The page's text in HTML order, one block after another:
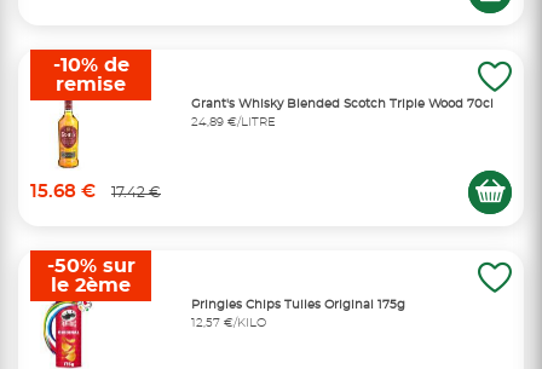
Grant's Whisky Blended Scotch Triple Wood 70cl
24,89 €/LITRE
15.68 € 17.42 €
-10% de
remise
Pringles Chips Tuiles Original 175g
12,57 €/KILO
-50% sur
le 2ème